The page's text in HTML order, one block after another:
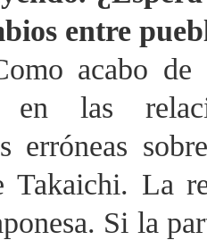
entre
acabo de
en las
erróneas
Takaichi. La
Si la